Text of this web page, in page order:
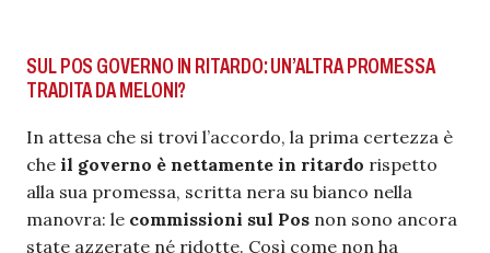
SUL POS GOVERNO IN RITARDO: UN’ALTRA PROMESSA
TRADITA DA MELONI?
In attesa che si trovi l’accordo, la prima certezza è
che il governo è nettamente in ritardo rispetto
alla sua promessa, scritta nera su bianco nella
manovra: le commissioni sul Pos non sono ancora
state azzerate né ridotte. Così come non ha